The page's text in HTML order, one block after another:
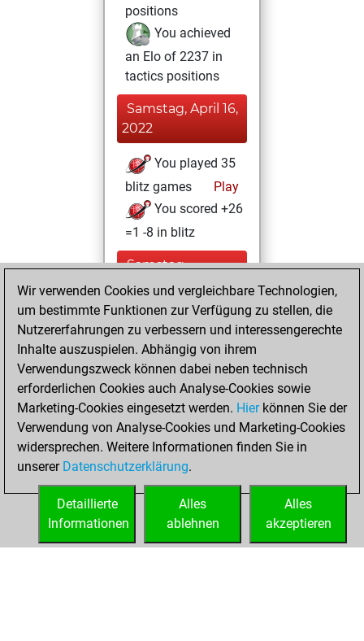
positions
You achieved
an Elo of 2237 in
tactics positions
Samstag, April 16,
2022
You played 35
blitz games
Play
You scored +26
=1 -8 in blitz
Samstag,
November 28,
2020
You won
against Fritz
Fritz
You achieved a
BeautyScore of 9
You achieved a
new Elo of 1608
You created
your Fritz account
Wir verwenden Cookies und vergleichbare Technologien,
um bestimmte Funktionen zur Verfügung zu stellen, die
Nutzererfahrungen zu verbessern und interessengerechte
Inhalte auszuspielen. Abhängig von ihrem
Verwendungszweck können dabei neben technisch
erforderlichen Cookies auch Analyse-Cookies sowie
Marketing-Cookies eingesetzt werden. Hierkönnen Sie der
Verwendung von Analyse-Cookies und Marketing-Cookies
widersprechen. Weitere Informationen finden Sie in
unserer Datenschutzerklärung.
Alles
akzeptieren
Alles
ablehnen
Detaillierte
Informationen